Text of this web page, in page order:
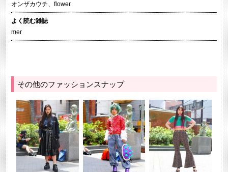
オンザカウチ、flower
よく読む雑誌
mer
その他のファッションスナップ